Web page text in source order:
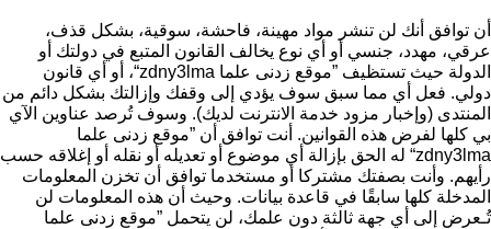
أن توافق أنك لن تنشر مواد مهينة، فاحشة، سوقية، بشكل قذف،
عرقي، مهدد، جنسي أو أي نوع يخالف القانون المتبع في دولتك أو
الدولة حيث تستظيف ”موقع زدنى علما zdny3lma“، أو أي قانون
دولي. فعل أي مما سبق سوف يؤدي إلى وقفك وإزالتك بشكل دائم من
المنتدى (وإخبار مزود خدمة الانترنت لديك). وسوف تُرصد عناوين الآي
بي كلها لفرض هذه القوانين. أنت توافق أن ”موقع زدنى علما
zdny3lma“ له الحق بإزالة أي موضوع أو تعديله أو نقله أو إغلاقه حسب
رأيهم. وأنت بصفتك مشتركا أو مستخدما توافق أن تخزن المعلومات
المدخلة كلها سابقًا في قاعدة بيانات. وحيث أن هذه المعلومات لن
تُـعرض إلى أي جهة ثالثة دون علمك، لن يتحمل ”موقع زدنى علما